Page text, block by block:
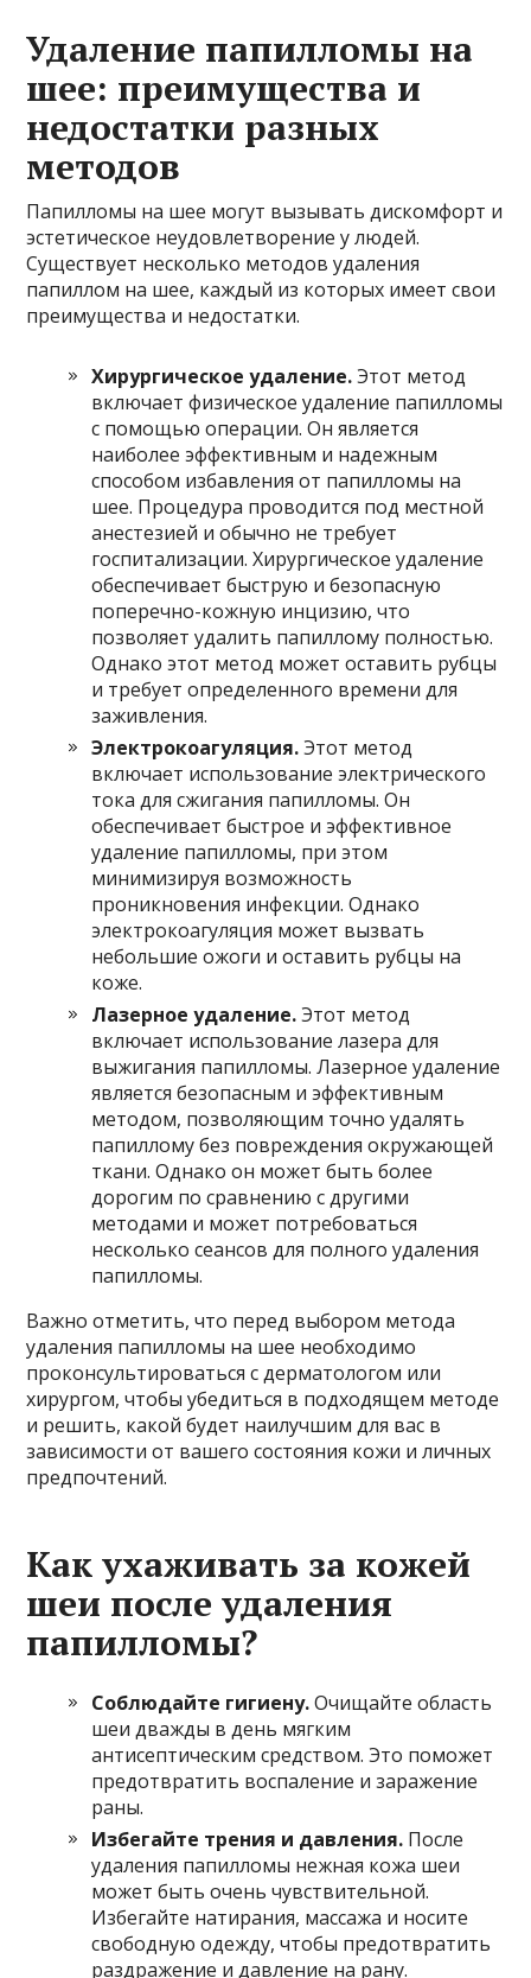
Удаление папилломы на
шее: преимущества и
недостатки разных
методов
Папилломы на шее могут вызывать дискомфорт и
эстетическое неудовлетворение у людей.
Существует несколько методов удаления
папиллом на шее, каждый из которых имеет свои
преимущества и недостатки.
Хирургическое удаление.Этот метод
включает физическое удаление папилломы
с помощью операции. Он является
наиболее эффективным и надежным
способом избавления от папилломы на
шее. Процедура проводится под местной
анестезией и обычно не требует
госпитализации. Хирургическое удаление
обеспечивает быструю и безопасную
поперечно-кожную инцизию, что
позволяет удалить папиллому полностью.
Однако этот метод может оставить рубцы
и требует определенного времени для
заживления.
Электрокоагуляция.Этот метод
включает использование электрического
тока для сжигания папилломы. Он
обеспечивает быстрое и эффективное
удаление папилломы, при этом
минимизируя возможность
проникновения инфекции. Однако
электрокоагуляция может вызвать
небольшие ожоги и оставить рубцы на
коже.
Лазерное удаление.Этот метод
включает использование лазера для
выжигания папилломы. Лазерное удаление
является безопасным и эффективным
методом, позволяющим точно удалять
папиллому без повреждения окружающей
ткани. Однако он может быть более
дорогим по сравнению с другими
методами и может потребоваться
несколько сеансов для полного удаления
папилломы.
Важно отметить, что перед выбором метода
удаления папилломы на шее необходимо
проконсультироваться с дерматологом или
хирургом, чтобы убедиться в подходящем методе
и решить, какой будет наилучшим для вас в
зависимости от вашего состояния кожи и личных
предпочтений.
Как ухаживать за кожей
шеи после удаления
папилломы?
Соблюдайте гигиену.Очищайте область
шеи дважды в день мягким
антисептическим средством. Это поможет
предотвратить воспаление и заражение
раны.
Избегайте трения и давления. После
удаления папилломы нежная кожа шеи
может быть очень чувствительной.
Избегайте натирания, массажа и носите
свободную одежду, чтобы предотвратить
раздражение и давление на рану.